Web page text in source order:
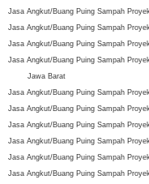
Jasa Angkut/Buang Puing Sampah
Jasa Angkut/Buang Puing Sampah
Jasa Angkut/Buang Puing Sampah
Jasa Angkut/Buang Puing Sampah
Jawa Barat
Jasa Angkut/Buang Puing Sampah
Jasa Angkut/Buang Puing Sampah
Jasa Angkut/Buang Puing Sampah
Jasa Angkut/Buang Puing Sampah
Jasa Angkut/Buang Puing Sampah
Jasa Angkut/Buang Puing Sampah